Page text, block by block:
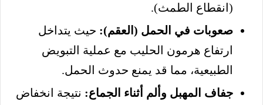
(انقطاع الطمث).
صعوبات في الحمل (العقم): حيث يتداخل
ارتفاع هرمون الحليب مع عملية التبويض
الطبيعية، مما قد يمنع حدوث الحمل.
جفاف المهبل وألم أثناء الجماع: نتيجة انخفاض